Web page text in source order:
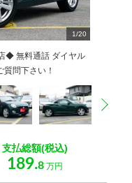
1/20
◆ 無料通話 ダイヤル
問下さい！
2 20
3 20
4 20
5 20
6 20
7 20
8 20
9 20
2
0
2
0
2
0
2
0
2
0
2
0
2
0
2
0
2
0
2
0
2
0
支払総額(税込)
189.8万円